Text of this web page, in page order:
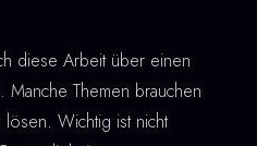
diese Arbeit über einen
Manche Themen brauchen
Wichtig ist nicht